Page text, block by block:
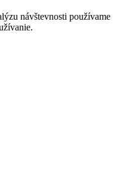
návštevnosti používame